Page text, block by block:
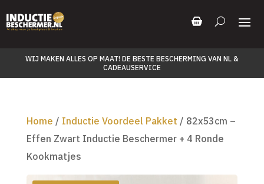
WIJ MAKEN ALLES OP MAAT! DE BESTE BESCHERMING VAN NL &
CADEAUSERVICE
Home / Inductie Voordeel Pakket / 82x53cm –
Effen Zwart Inductie Beschermer + 4 Ronde
Kookmatjes